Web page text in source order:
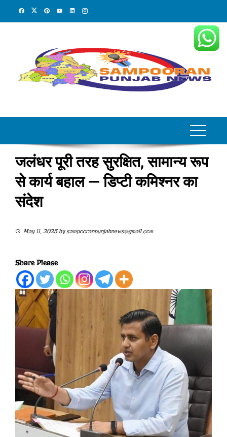
जलंधर पूरी तरह सुरक्षित, सामान्य रूप
से कार्य बहाल — डिप्टी कमिश्नर का
संदेश
May 11, 2025bysampooranpunjabnews@gmail.com
Share Please